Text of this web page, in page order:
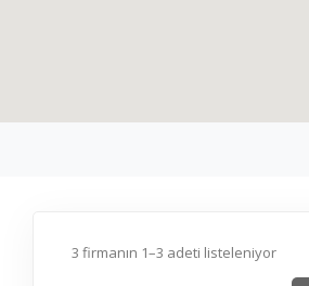
3 firmanın 1–3 adeti listeleniyor